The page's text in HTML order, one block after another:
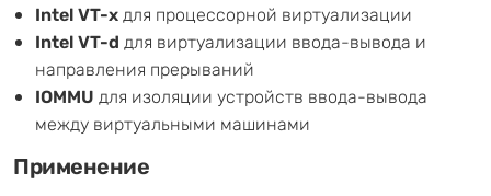
Intel VT-xдля процессорной виртуализации
Intel VT-d для виртуализации ввода-вывода и
направления прерываний
IOMMU для изоляции устройств ввода-вывода
между виртуальными машинами
Применение